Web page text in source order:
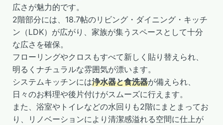
広さが魅力的です。
2階部分には、18.7帖のリビング・ダイニング・キッチ
ン（LDK）が広がり、家族が集うスペースとして十分
な広さを確保。
フローリングやクロスもすべて新しく貼り替えられ、
明るくナチュラルな雰囲気が漂います。
システムキッチンには浄水器と食洗器が備えられ、
日々のお料理や後片付けがスムーズに行えます。
また、浴室やトイレなどの水回りも2階にまとまってお
り、リノベーションにより清潔感溢れる空間に仕上が